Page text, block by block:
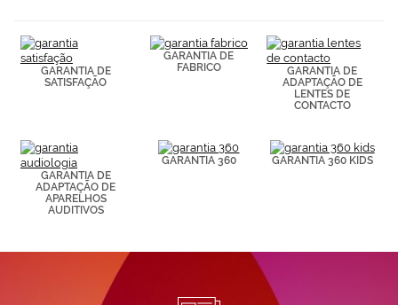
visitadas).
Puedes
consultar más
información en
GARANTIA DE
SATISFAÇÃO
GARANTIA DE
FABRICO
GARANTIA DE
ADAPTAÇÃO DE
LENTES DE
CONTACTO
GARANTIA DE
ADAPTAÇÃO DE
APARELHOS
AUDITIVOS
GARANTIA 360 GARANTIA 360 KIDS